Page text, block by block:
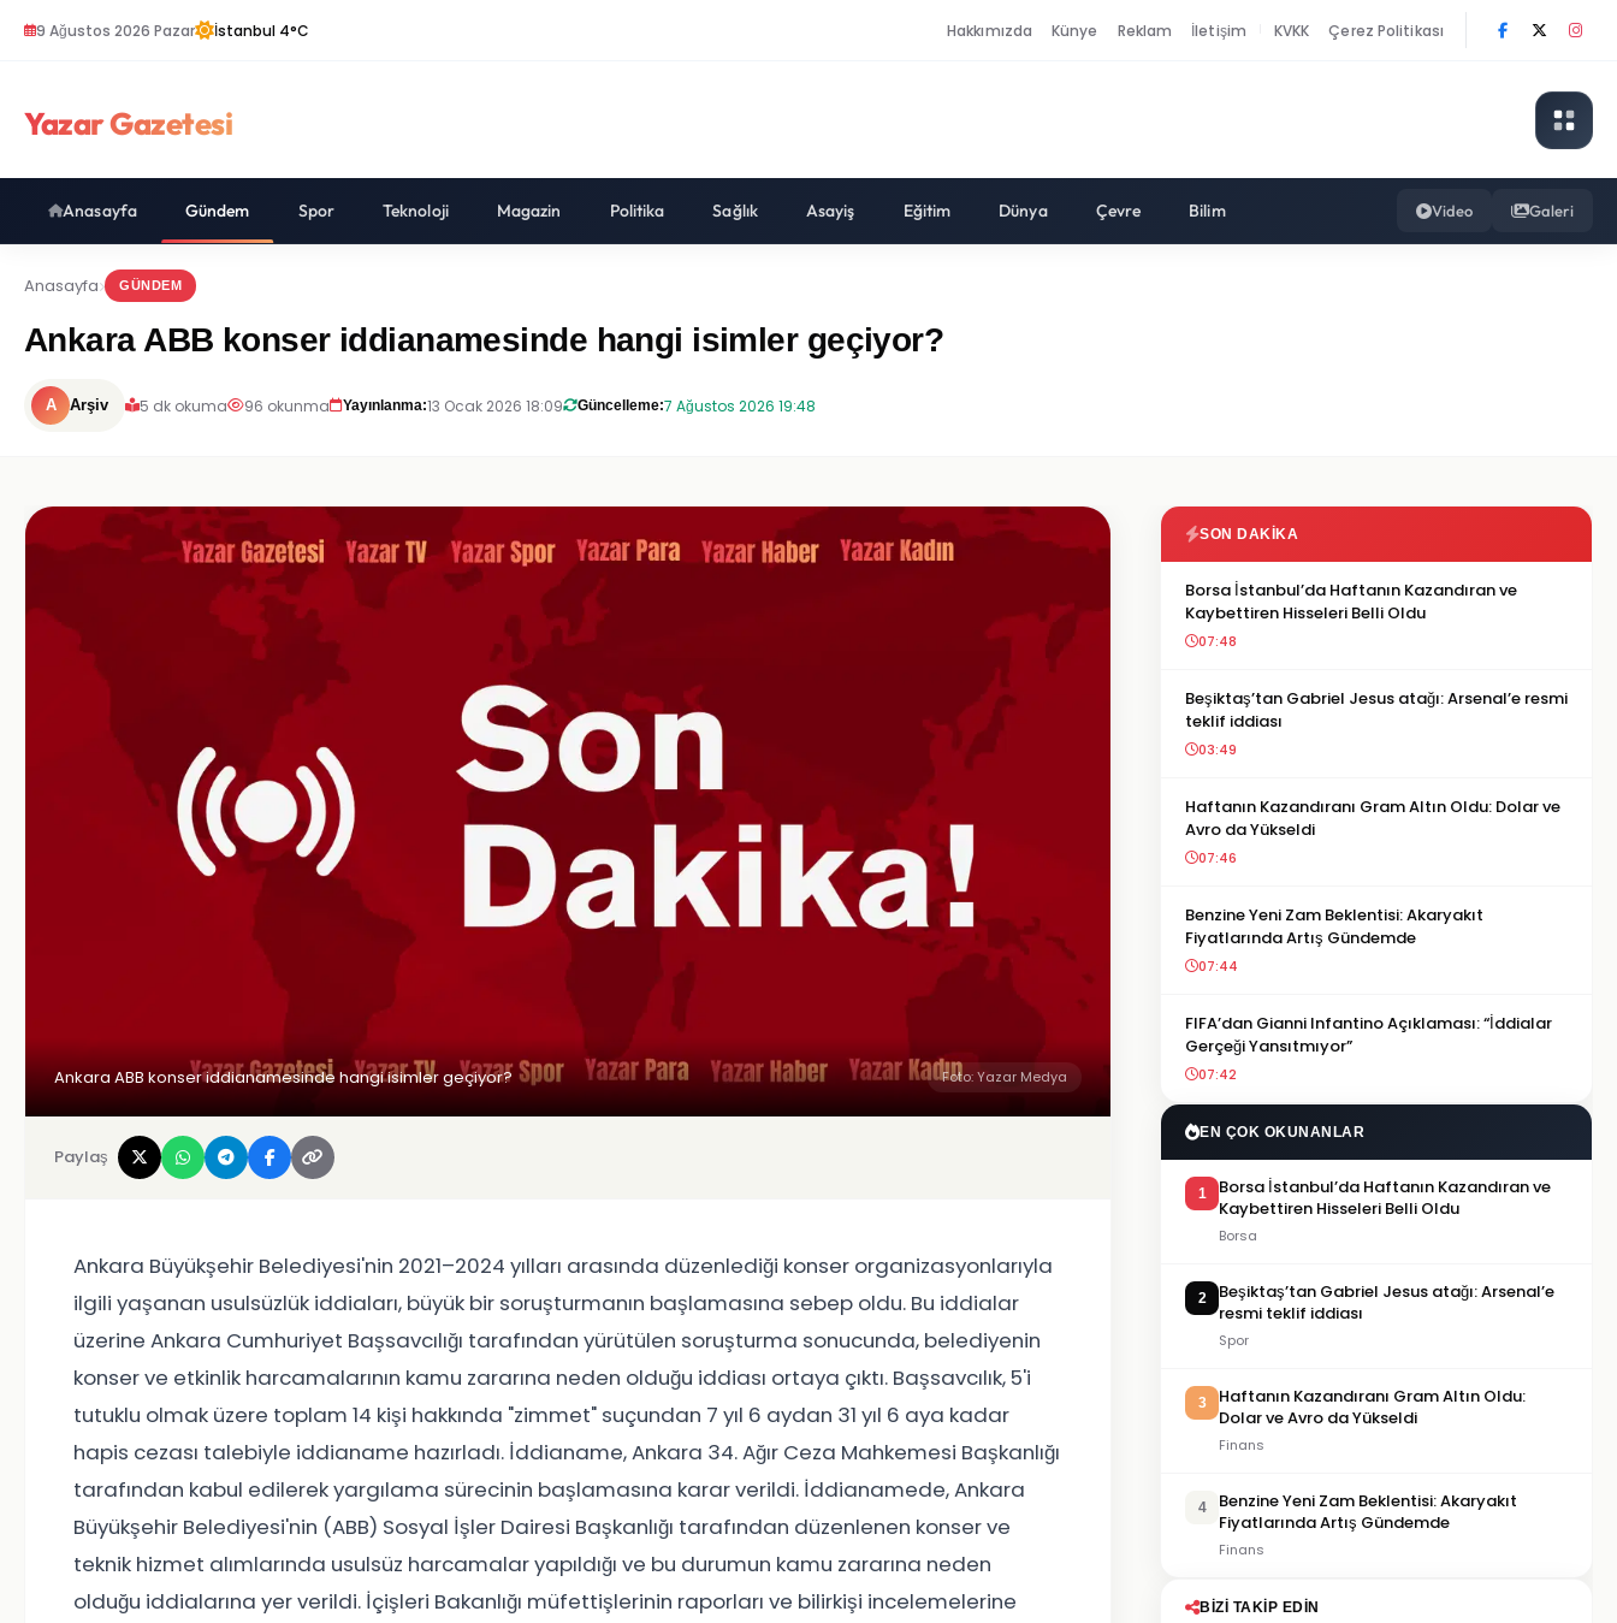
9 Ağustos 2026 Pazar İstanbul 4°C Hakkımızda Künye Reklam İletişim KVKK Çerez Politikası
Yazar Gazetesi
Anasayfa Gündem Spor Teknoloji Magazin Politika Sağlık Asayiş Eğitim Dünya Çevre Bilim Video Galeri
Anasayfa GÜNDEM
Ankara ABB konser iddianamesinde hangi isimler geçiyor?
A Arşiv 5 dk okuma 96 okunma Yayınlanma:13 Ocak 2026 18:09 Güncelleme:7 Ağustos 2026 19:48
Ankara ABB konser iddianamesinde hangi isimler geçiyor? Foto: Yazar Medya
Paylaş
Ankara Büyükşehir Belediyesi'nin 2021–2024 yılları arasında düzenlediği konser organizasyonlarıyla
ilgili yaşanan usulsüzlük iddiaları, büyük bir soruşturmanın başlamasına sebep oldu. Bu iddialar
üzerine Ankara Cumhuriyet Başsavcılığı tarafından yürütülen soruşturma sonucunda, belediyenin
konser ve etkinlik harcamalarının kamu zararına neden olduğu iddiası ortaya çıktı. Başsavcılık, 5'i
tutuklu olmak üzere toplam 14 kişi hakkında "zimmet" suçundan 7 yıl 6 aydan 31 yıl 6 aya kadar
hapis cezası talebiyle iddianame hazırladı. İddianame, Ankara 34. Ağır Ceza Mahkemesi Başkanlığı
tarafından kabul edilerek yargılama sürecinin başlamasına karar verildi. İddianamede, Ankara
Büyükşehir Belediyesi'nin (ABB) Sosyal İşler Dairesi Başkanlığı tarafından düzenlenen konser ve
teknik hizmet alımlarında usulsüz harcamalar yapıldığı ve bu durumun kamu zararına neden
olduğu iddialarına yer verildi. İçişleri Bakanlığı müfettişlerinin raporları ve bilirkişi incelemelerine
SON DAKIKA
Borsa İstanbul’da Haftanın Kazandıran ve
Kaybettiren Hisseleri Belli Oldu
07:48
Beşiktaş’tan Gabriel Jesus atağı: Arsenal’e resmi
teklif iddiası
03:49
Haftanın Kazandıranı Gram Altın Oldu: Dolar ve
Avro da Yükseldi
07:46
Benzine Yeni Zam Beklentisi: Akaryakıt
Fiyatlarında Artış Gündemde
07:44
FIFA’dan Gianni Infantino Açıklaması: “İddialar
Gerçeği Yansıtmıyor”
07:42
EN ÇOK OKUNANLAR
1
Borsa İstanbul’da Haftanın Kazandıran ve
Kaybettiren Hisseleri Belli Oldu
Borsa
2
Beşiktaş’tan Gabriel Jesus atağı: Arsenal’e
resmi teklif iddiası
Spor
3
Haftanın Kazandıranı Gram Altın Oldu:
Dolar ve Avro da Yükseldi
Finans
4
Benzine Yeni Zam Beklentisi: Akaryakıt
Fiyatlarında Artış Gündemde
Finans
BIZI TAKIP EDIN